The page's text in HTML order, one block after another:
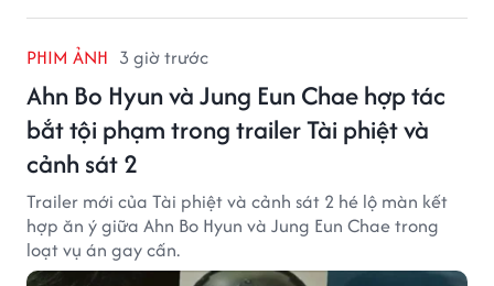
PHIM ẢNH 3 giờ trước
Ahn Bo Hyun và Jung Eun Chae hợp tác
bắt tội phạm trong trailer Tài phiệt và
cảnh sát 2
Trailer mới của Tài phiệt và cảnh sát 2 hé lộ màn kết
hợp ăn ý giữa Ahn Bo Hyun và Jung Eun Chae trong
loạt vụ án gay cấn.